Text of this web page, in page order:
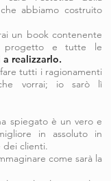
abbiamo costruito
un book contenente
progetto e tutte le
realizzarlo.
tutti i ragionamenti
vorrai; io sarò lì
spiegato è un vero e
in assoluto in
dei clienti.
come sarà la